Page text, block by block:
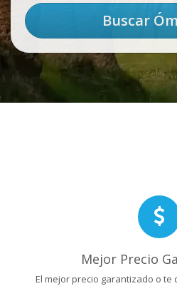
Mejor Precio
El mejor precio garantizado o